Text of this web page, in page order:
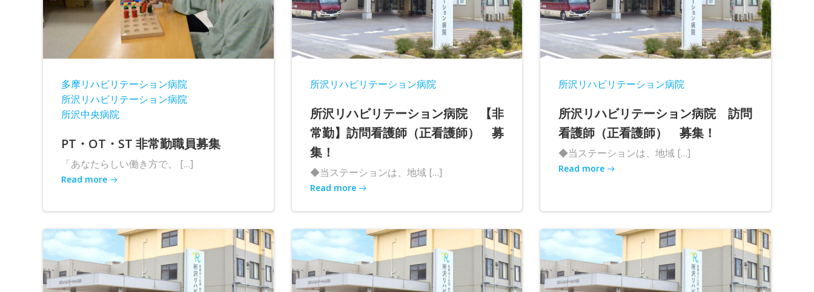
多摩リハビリテーション病院
所沢リハビリテーション病院
所沢中央病院
PT・OT・ST 非常勤職員募集
「あなたらしい働き方で、 […]
Read more
所沢リハビリテーション病院
所沢リハビリテーション病院 【非
常勤】訪問看護師（正看護師） 募
集！
◆当ステーションは、地域 […]
Read more
所沢リハビリテーション病院
所沢リハビリテーション病院 訪問
看護師（正看護師） 募集！
◆当ステーションは、地域 […]
Read more